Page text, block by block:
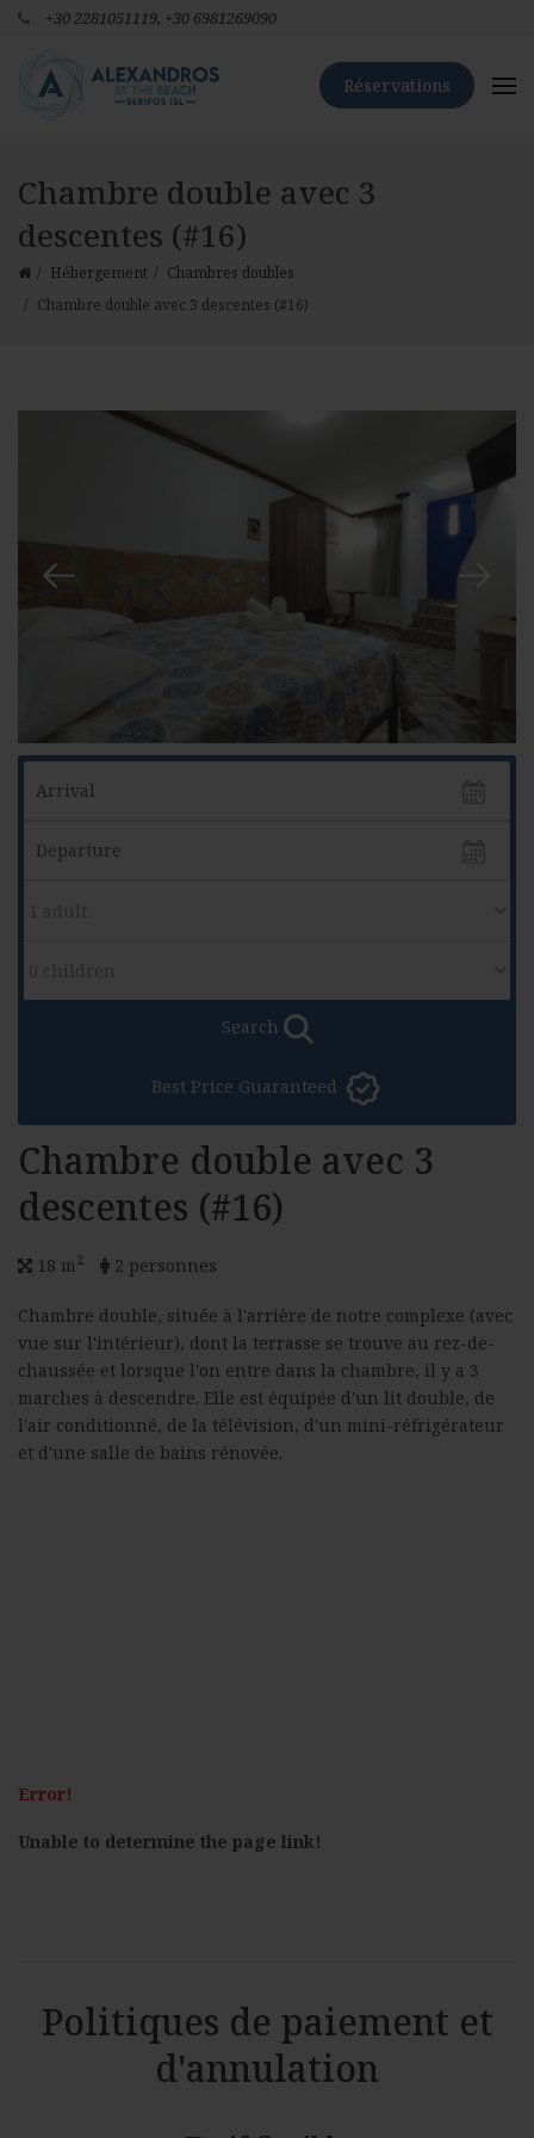
+30 2281051119, +30 6981269090
Réservations
Chambre double avec 3
descentes (#16)
Hébergement
Chambres doubles
Chambre double avec 3 descentes (#16)
Search
Best Price Guaranteed
Chambre double avec 3
descentes (#16)
18 m 2 2 personnes
Chambre double, située à l'arrière de notre complexe (avec
vue sur l'intérieur), dont la terrasse se trouve au rez-de-
chaussée et lorsque l'on entre dans la chambre, il y a 3
marches à descendre. Elle est équipée d'un lit double, de
l'air conditionné, de la télévision, d'un mini-réfrigérateur
et d'une salle de bains rénovée.
Error!
Unable to determine the page link!
Politiques de paiement et
d'annulation